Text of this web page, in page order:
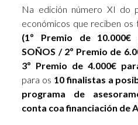
Na edición número XI do
económicos que reciben
(1º Premio de
SOÑOS / 2º Premio de
3º Premio de 4.000€
para os 10 finalistas a
programa de
conta coa financiación de